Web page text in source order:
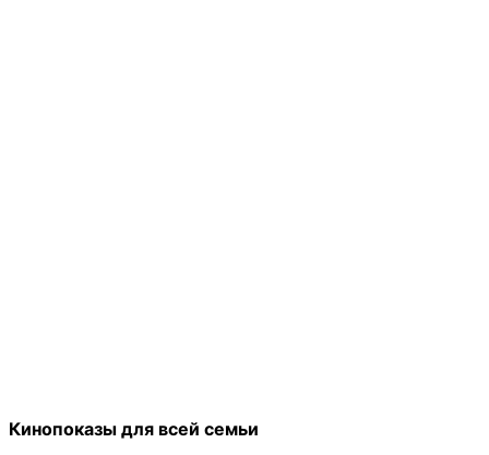
Кинопоказы для всей семьи